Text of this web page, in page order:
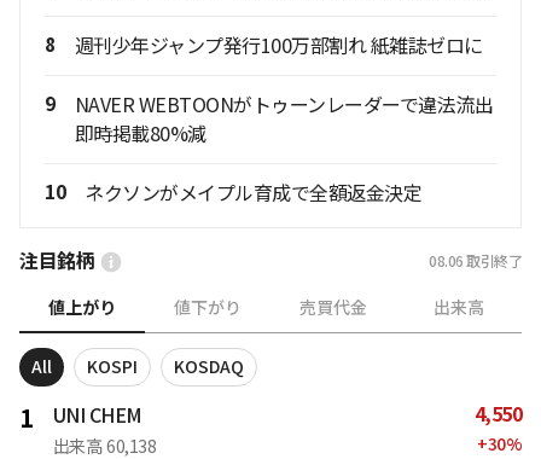
8 週刊少年ジャンプ発行100万部割れ 紙雑誌ゼロに
9
NAVER WEBTOONがトゥーンレーダーで違法流出
即時掲載80%減
10 ネクソンがメイプル育成で全額返金決定
注目銘柄 08.06 取引終了
値上がり 値下がり 売買代金 出来高
All KOSPI KOSDAQ
1 UNI CHEM
出来高 60,138
4,550
+30%